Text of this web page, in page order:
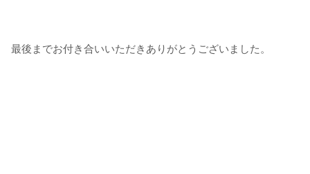
最後までお付き合いいただきありがとうございました。